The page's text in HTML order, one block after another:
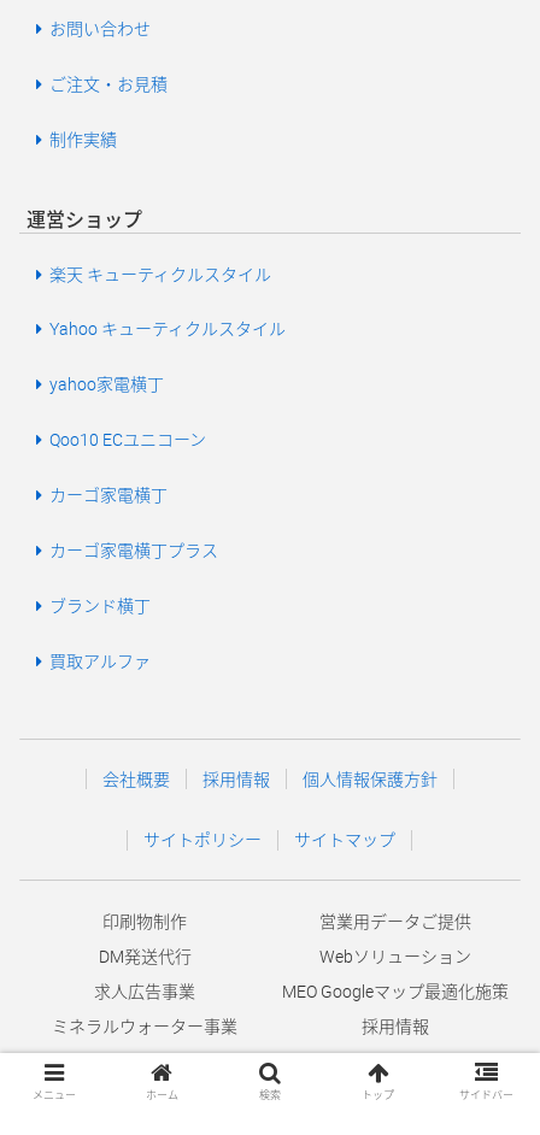
お問い合わせ
ご注文・お見積
制作実績
運営ショップ
楽天 キューティクルスタイル
Yahoo キューティクルスタイル
yahoo家電横丁
Qoo10 ECユニコーン
カーゴ家電横丁
カーゴ家電横丁プラス
ブランド横丁
買取アルファ
会社概要 採用情報 個人情報保護方針
サイトポリシー サイトマップ
印刷物制作
営業用データご提供
DM発送代行
Webソリューション
求人広告事業
MEO Googleマップ最適化施策
ミネラルウォーター事業
採用情報
水道修理事業
© 2004-2026 MOD Co.,Ltd.
メニュー ホーム 検索 トップ サイドバー